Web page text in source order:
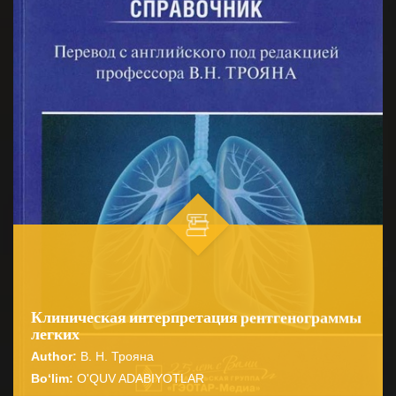
Клиническая интерпретация рентгенограммы
легких
Author: В. Н. Трояна
Bo‘lim: O'QUV ADABIYOTLAR